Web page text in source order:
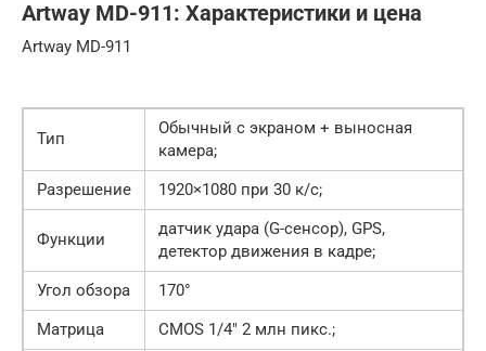
Artway MD-911: Характеристики и цена
Artway MD-911
Тип
Обычный с экраном + выносная
камера;
Разрешение
1920×1080 при 30 к/с;
Функции
датчик удара (G-сенсор), GPS,
детектор движения в кадре;
Угол обзора
170°
Матрица
CMOS 1/4″ 2 млн пикс.;